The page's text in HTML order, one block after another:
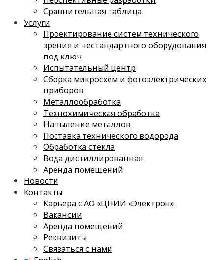
Сравнительная таблица
Услуги
Проектирование систем технического
зрения и нестандартного оборудования
под ключ
Испытательный центр
Сборка микросхем и фотоэлектрических
приборов
Металлообработка
Технохимическая обработка
Напыление металлов
Поставка технического водорода
Обработка стекла
Вода дистиллированная
Аренда помещений
Новости
Контакты
Карьера с АО «ЦНИИ «Электрон»
Вакансии
Аренда помещений
Реквизиты
Связаться с нами